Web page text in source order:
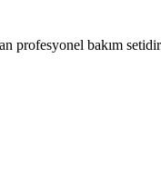
profesyonel bakım